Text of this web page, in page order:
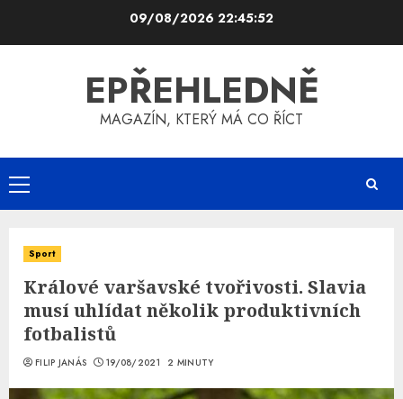
09/08/2026 22:45:52
EPŘEHLEDNĚ
MAGAZÍN, KTERÝ MÁ CO ŘÍCT
Primary
Menu
Sport
Králové varšavské tvořivosti. Slavia
musí uhlídat několik produktivních
fotbalistů
FILIP JANÁS 19/08/2021 2 MINUTY